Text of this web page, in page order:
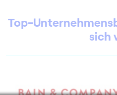
Top-
sich